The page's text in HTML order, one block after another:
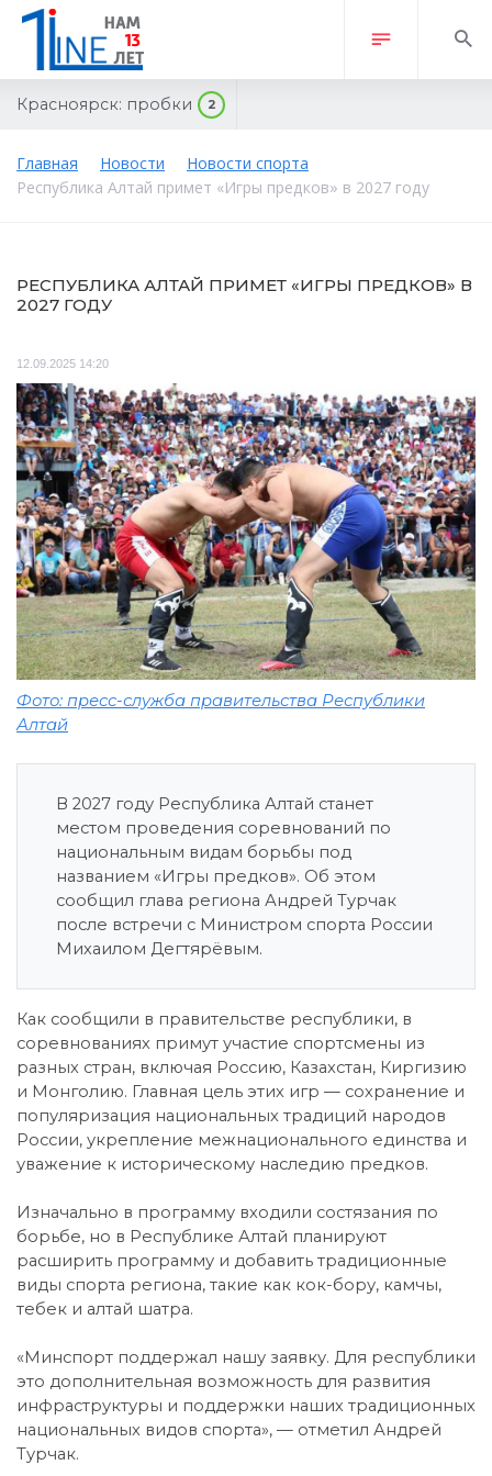
Красноярск: пробки 2
Главная Новости
Новости спорта
Республика Алтай примет «Игры предков» в 2027 году
РЕСПУБЛИКА АЛТАЙ ПРИМЕТ «ИГРЫ ПРЕДКОВ» В
2027 ГОДУ
12.09.2025 14:20
Фото: пресс-служба правительства Республики
Алтай
В 2027 году Республика Алтай станет
местом проведения соревнований по
национальным видам борьбы под
названием «Игры предков». Об этом
сообщил глава региона Андрей Турчак
после встречи с Министром спорта России
Михаилом Дегтярёвым.
Как сообщили в правительстве республики, в
соревнованиях примут участие спортсмены из
разных стран, включая Россию, Казахстан, Киргизию
и Монголию. Главная цель этих игр — сохранение и
популяризация национальных традиций народов
России, укрепление межнационального единства и
уважение к историческому наследию предков.
Изначально в программу входили состязания по
борьбе, но в Республике Алтай планируют
расширить программу и добавить традиционные
виды спорта региона, такие как кок-бору, камчы,
тебек и алтай шатра.
«Минспорт поддержал нашу заявку. Для республики
это дополнительная возможность для развития
инфраструктуры и поддержки наших традиционных
национальных видов спорта», — отметил Андрей
Турчак.